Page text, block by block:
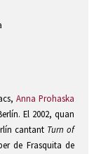
Anna Prohaska
El 2002, quan
cantant Turn of
de Frasquita de